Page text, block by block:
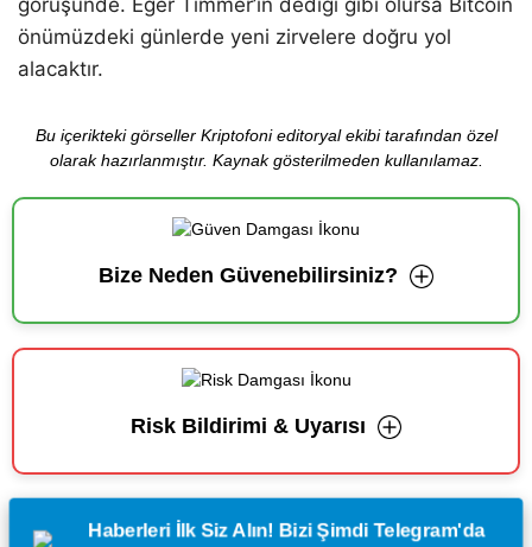
önümüzdeki günlerde yeni zirvelere doğru yol
alacaktır.
Bu içerikteki görseller Kriptofoni editoryal ekibi tarafından özel
olarak hazırlanmıştır. Kaynak gösterilmeden kullanılamaz.
Bize Neden Güvenebilirsiniz?
Risk Bildirimi & Uyarısı
Haberleri İlk Siz Alın! Bizi Şimdi Telegram'da